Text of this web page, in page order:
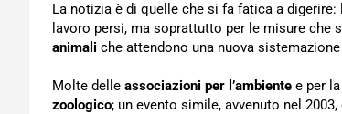
La notizia è di quelle che si fa fatica a digerire:
lavoro persi, ma soprattutto per le misure che
animali che attendono una nuova
Molte delle associazioni per l’ambiente e per la
zoologico; un evento simile, avvenuto nel